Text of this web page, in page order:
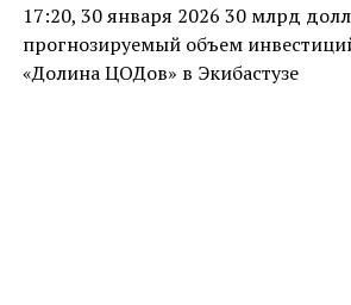
17:20, 30 января 2026 30 млрд
прогнозируемый объем
«Долина ЦОДов» в Экибастузе